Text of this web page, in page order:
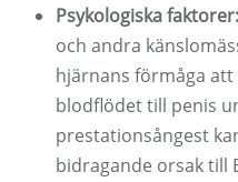
Psykologiska faktorer:
och andra
hjärnans förmåga
blodflödet till penis
prestationsångest
bidragande orsak till